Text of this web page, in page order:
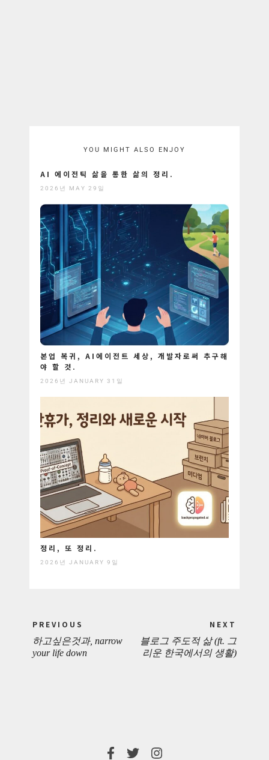
YOU MIGHT ALSO ENJOY
AI 에이전틱 삶을 통한 삶의 정리.
2026년 MAY 29일
본업 복귀, AI에이전트 세상, 개발자로써 추구해
야 할 것.
2026년 JANUARY 31일
정리, 또 정리.
2026년 JANUARY 9일
navigation
PREVIOUS
PREVIOUS
하고싶은것과, narrow
your life down
NEXT
블로그 주도적 삶 (ft. 그
리운 한국에서의 생활)